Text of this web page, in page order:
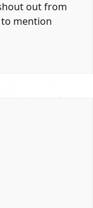
out from
to mention